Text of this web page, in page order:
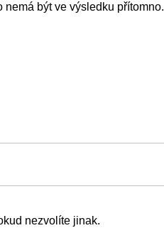
nemá být ve výsledku
nezvolíte jinak.